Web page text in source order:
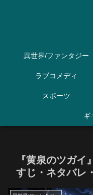
異世界/ファンタジー
ラブコメディ
スポーツ
ギ
『黄泉のツガイ
すじ・ネタバレ